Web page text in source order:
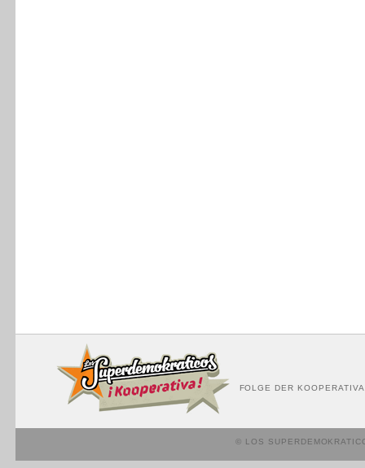
FOLGE DER
© LOS